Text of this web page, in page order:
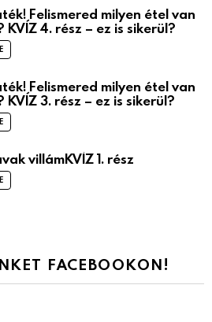
Felismered milyen étel van
KVÍZ 4. rész – ez is sikerül?
Felismered milyen étel van
3. rész – ez is sikerül?
villámKVÍZ 1. rész
FACEBOOKON!